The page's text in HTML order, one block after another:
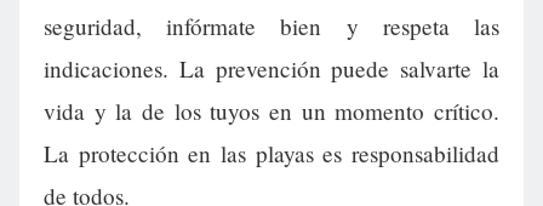
seguridad, infórmate bien y respeta las
indicaciones. La prevención puede salvarte la
vida y la de los tuyos en un momento crítico.
La protección en las playas es responsabilidad
de todos.